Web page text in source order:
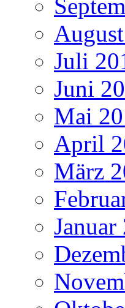
Juli
Juni
Mai
April
März
Januar